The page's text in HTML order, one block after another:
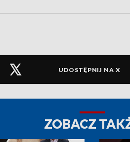
UDOSTĘPNIJ NA X
ZOBACZ